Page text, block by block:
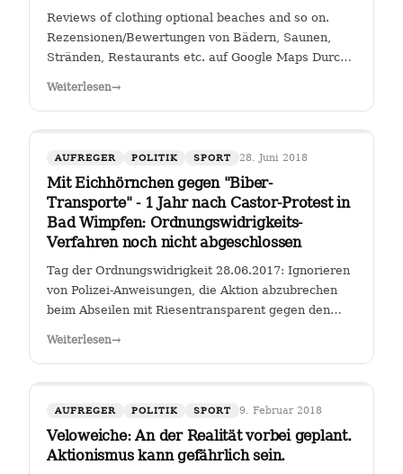
Reviews of clothing optional beaches and so on.
Rezensionen/Bewertungen von Bädern, Saunen,
Stränden, Restaurants etc. auf Google Maps Durch
Weiterlesen→
AUFREGER POLITIK SPORT 28. Juni 2018
Mit Eichhörnchen gegen "Biber-
Transporte" - 1 Jahr nach Castor-Protest in
Bad Wimpfen: Ordnungswidrigkeits-
Verfahren noch nicht abgeschlossen
Tag der Ordnungswidrigkeit 28.06.2017: Ignorieren
von Polizei-Anweisungen, die Aktion abzubrechen
beim Abseilen mit Riesentransparent gegen den
Weiterlesen→
AUFREGER POLITIK SPORT 9. Februar 2018
Veloweiche: An der Realität vorbei geplant.
Aktionismus kann gefährlich sein.